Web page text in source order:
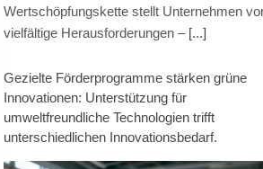
ZEW Mannheim in Kooperation mit der
Hochschule Augsburg zeigt, dass staatliche
Ausbildungsstellen rückläufig:
Übernahmequote sinkt auf 75 Prozent trotz
hoher Zahl unbesetzter Plätze in Deutschland